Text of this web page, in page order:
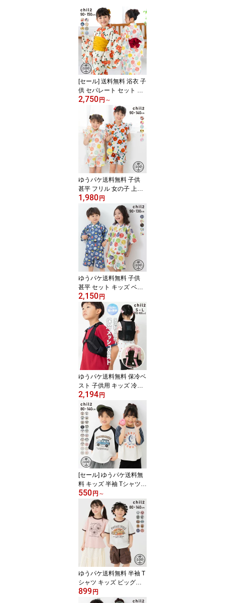
[セール] 送料無料 浴衣 子
供 セパレート セット 女
の子 ワンピース サンド
レス キッズ ベビー 2Way
3点セット キャミワンピ
兵児帯 綿100％ 和柄 花
柄 古典 簡単 着付け 夏服
90 100 110 120 130 140
150cm
2,750円 ～
ゆうパケ送料無料 子供
甚平 フリル 女の子 上下
セット キッズ ベビー服
浴衣 綿100％ 和柄 花柄 c
hil2 チルツー 夏服 リン
クコーデ 90 100 110 12
0 130 140cm [M便 1/1]
1,980円
ゆうパケ送料無料 子供
甚平 セット キッズ ベビ
ー服 上下セット 浴衣 男
の子 綿100％ 柄バリ 総
柄 おしゃれ 和柄 おにぎ
り chil2 チルツー 夏服 お
祭り イベント リンクコ
ーデ 90 100 110 120 13
0cm [M便 1/1]
2,150円
ゆうパケ送料無料 保冷ベ
スト 子供用 キッズ 冷却
メッシュ 男の子 女の子
無地 保冷剤ベスト 小学
生 熱中症対策グッズ 猛
暑対策グッズ 軽量 ひん
やり スクールアイテム
通学 アウトドア 夏 S M L
[M便 1/1]
2,194円
[セール] ゆうパケ送料無
料 キッズ 半袖 Tシャツ
ラグラン ビッグシルエッ
ト ワイド 子供服 ベビー
服 プリント 男の子 女の
子 天竺 トップス イラス
ト chil2 チルツー 夏服 80
90 100 110 120 130 140
cm [M便 1/2]
550円 ～
ゆうパケ送料無料 半袖 T
シャツ キッズ ビッグシ
ルエット ワイド リンガ
ー 子供服 ベビー服 男の
899円